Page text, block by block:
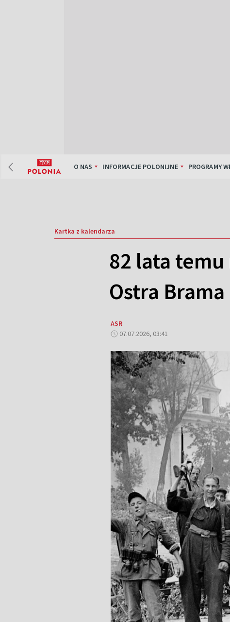
O NAS INFORMACJE POLONIJNE PROGRAMY
Kartka z kalendarza
82 lata temu
Ostra Brama
ASR
07.07.2026, 03:41